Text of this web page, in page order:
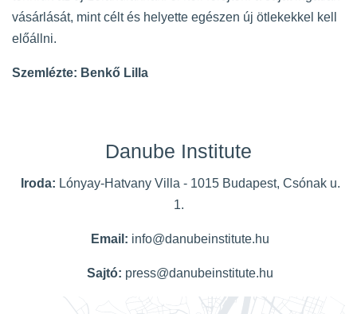
vásárlását, mint célt és helyette egészen új ötlekekkel kell
előállni.
Szemlézte: Benkő Lilla
Danube Institute
Iroda: Lónyay-Hatvany Villa - 1015 Budapest, Csónak u.
1.
Email: info@danubeinstitute.hu
Sajtó: press@danubeinstitute.hu